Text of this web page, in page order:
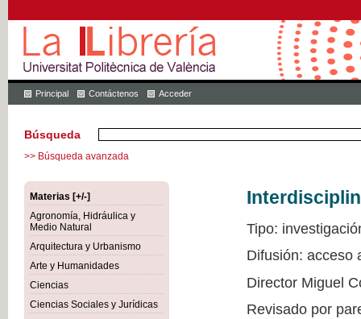
Principal Contáctenos Acceder
Búsqueda
>> Búsqueda avanzada
Materias [+/-]
Agronomía, Hidráulica y
Medio Natural
Arquitectura y Urbanismo
Arte y Humanidades
Ciencias
Ciencias Sociales y Jurídicas
Tipo:
Difusión: acceso
Director Miguel
Revisado por